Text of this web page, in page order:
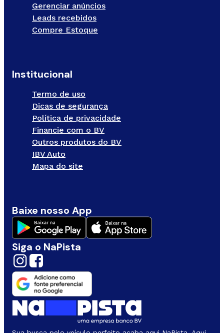
Gerenciar anúncios
Leads recebidos
Compre Estoque
Institucional
Termo de uso
Dicas de segurança
Política de privacidade
Financie com o BV
Outros produtos do BV
IBV Auto
Mapa do site
Baixe nosso App
Siga o NaPista